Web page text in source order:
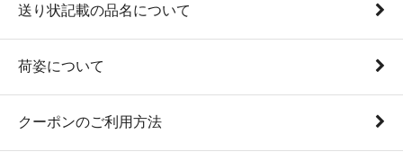
送り状記載の品名について
荷姿について
クーポンのご利用方法